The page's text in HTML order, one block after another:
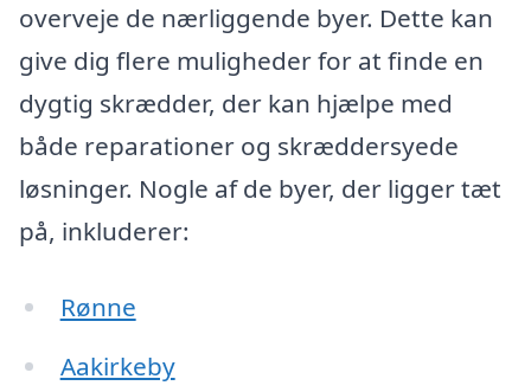
overveje de nærliggende byer. Dette kan
give dig flere muligheder for at finde en
dygtig skrædder, der kan hjælpe med
både reparationer og skræddersyede
løsninger. Nogle af de byer, der ligger tæt
på, inkluderer:
Rønne
Aakirkeby